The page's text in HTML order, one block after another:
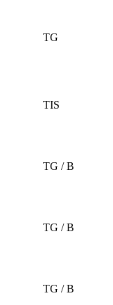
TG
TIS
TG / B
TG / B
TG / B